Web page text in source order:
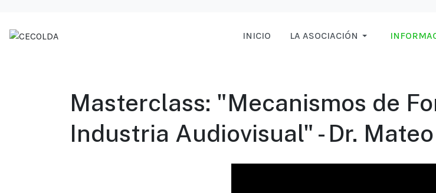
INICIO LA ASOCIACIÓN
Masterclass: "Mecanismos de
Industria Audiovisual" - Dr.